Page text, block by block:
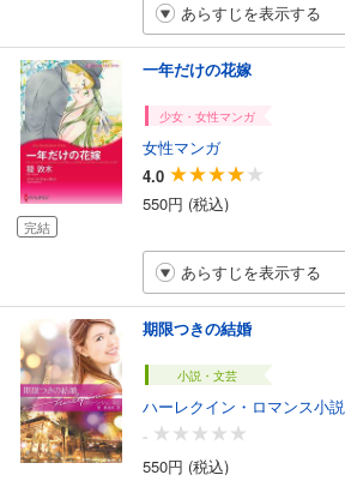
あらすじを表示する
完結
一年だけの花嫁
少女・女性マンガ
女性マンガ
4.0
550円 (税込)
あらすじを表示する
期限つきの結婚
小説・文芸
ハーレクイン・ロマンス小説
-
550円 (税込)